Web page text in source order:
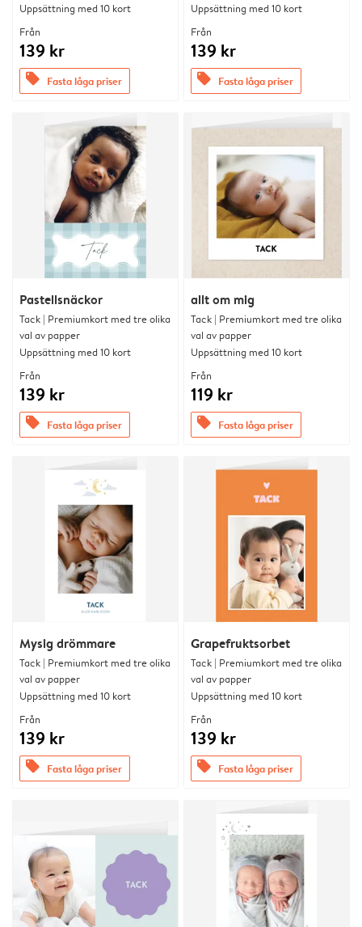
Uppsättning med 10 kort
Från
139 kr
offers Fasta låga priser
Uppsättning med 10 kort
Från
139 kr
offers Fasta låga priser
Pastellsnäckor
Tack | Premiumkort med tre olika
val av papper
Uppsättning med 10 kort
Från
139 kr
offers Fasta låga priser
allt om mig
Tack | Premiumkort med tre olika
val av papper
Uppsättning med 10 kort
Från
119 kr
offers Fasta låga priser
Mysig drömmare
Tack | Premiumkort med tre olika
val av papper
Uppsättning med 10 kort
Från
139 kr
offers Fasta låga priser
Grapefruktsorbet
Tack | Premiumkort med tre olika
val av papper
Uppsättning med 10 kort
Från
139 kr
offers Fasta låga priser